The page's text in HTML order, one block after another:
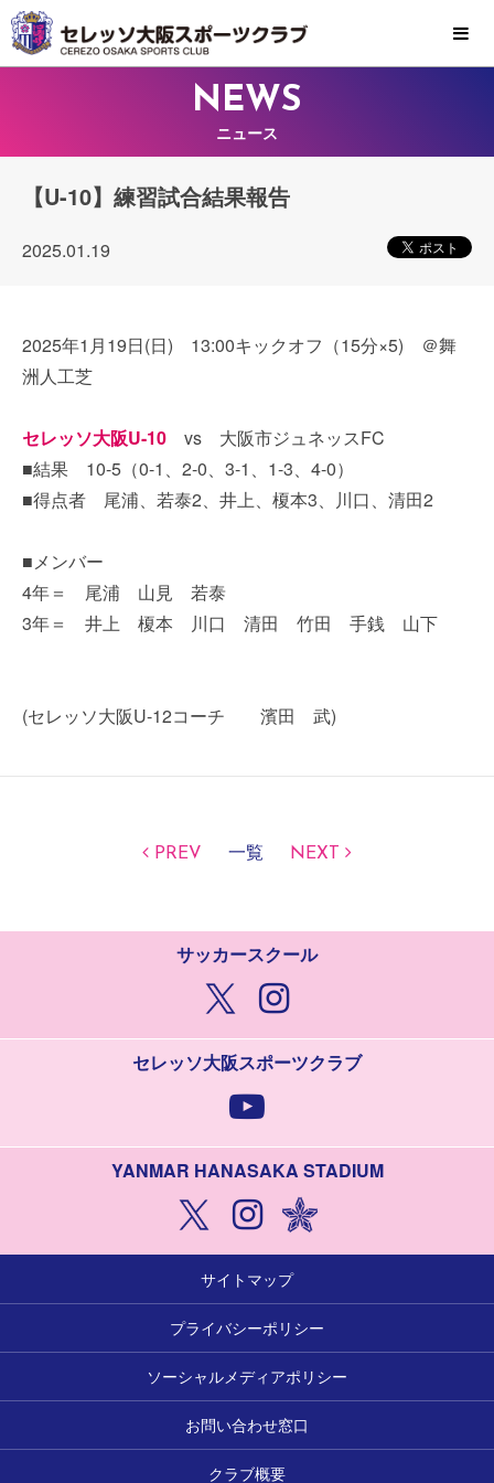
MENU
NEWS
ニュース
【U-10】練習試合結果報告
2025.01.19
2025年1月19日(日) 13:00キックオフ（15分×5) ＠舞
洲人工芝
セレッソ大阪U-10 vs 大阪市ジュネッスFC
■結果 10-5（0-1、2-0、3-1、1-3、4-0）
■得点者 尾浦、若泰2、井上、榎本3、川口、清田2
■メンバー
4年＝ 尾浦 山見 若泰
3年＝ 井上 榎本 川口 清田 竹田 手銭 山下
(セレッソ大阪U-12コーチ 濱田 武)
PREV 一覧 NEXT
サッカースクール
セレッソ大阪スポーツクラブ
YANMAR HANASAKA STADIUM
サイトマップ
プライバシーポリシー
ソーシャルメディアポリシー
お問い合わせ窓口
クラブ概要